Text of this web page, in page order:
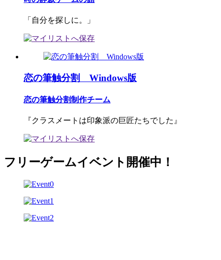
「自分を探しに。」
恋の筆触分割 Windows版
恋の筆触分割制作チーム
『クラスメートは印象派の巨匠たちでした』
フリーゲームイベント開催中！